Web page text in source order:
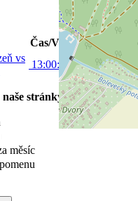
Čas/Výsledek
vs
13:00:5813:00
9. liga
MSM
stránky?
měsíc